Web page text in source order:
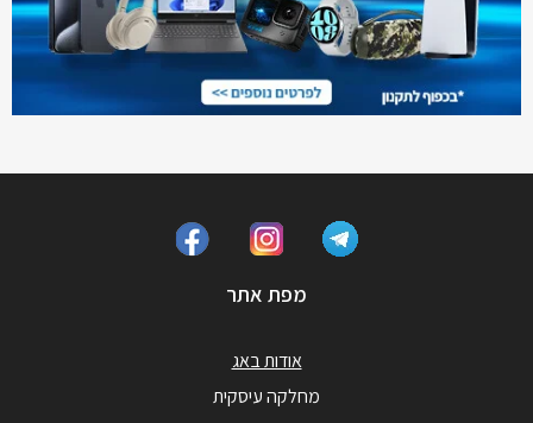
מפת אתר
אודות באג
מחלקה עיסקית